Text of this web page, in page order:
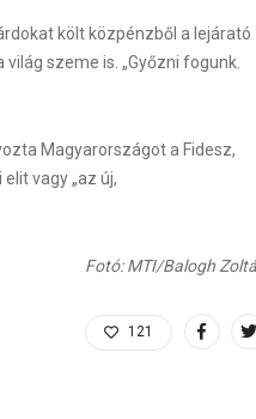
költ közpénzből a lejárató
szeme is. „Győzni fogunk.
Magyarországot a Fidesz,
vagy „az új,
Fotó: MTI/Balogh
121